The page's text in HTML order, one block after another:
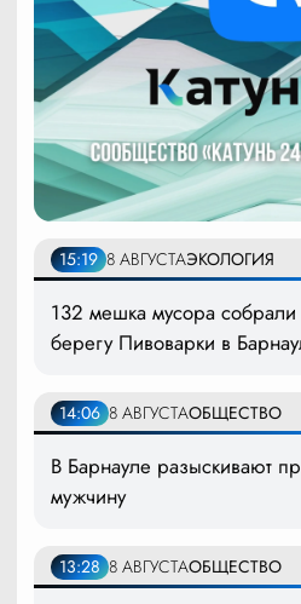
15:19 8 АВГУСТАЭКОЛОГИЯ
132 мешка мусора
берегу Пивоварки в
14:06 8 АВГУСТАОБЩЕСТВО
В Барнауле разыскивают
мужчину
13:28 8 АВГУСТАОБЩЕСТВО